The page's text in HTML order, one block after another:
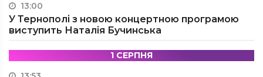
13:00
У Тернополі з новою концертною програмою
виступить Наталія Бучинська
1 СЕРПНЯ